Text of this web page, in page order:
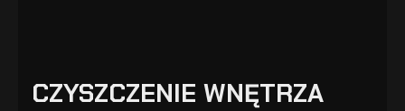
CZYSZCZENIE WNĘTRZA